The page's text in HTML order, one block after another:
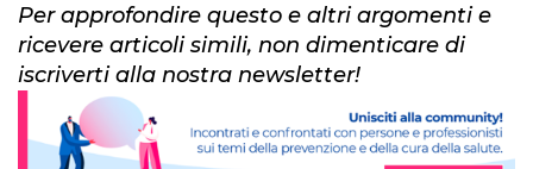
Per approfondire questo e altri argomenti e
ricevere articoli simili, non dimenticare di
iscriverti alla nostra newsletter!